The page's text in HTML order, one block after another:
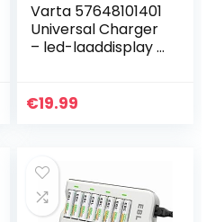
Varta 57648101401
Universal Charger
– led-laaddisplay –
VARTA design –
€19.99